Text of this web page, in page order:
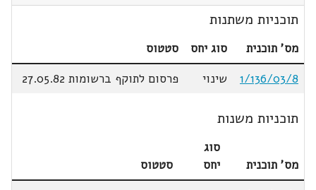
תוכניות משתנות
מס' תוכנית סוג יחס
סטטוס
1/136/03/8
שינוי פרסום לתוקף ברשומות 27.05.82
תוכניות משנות
מס' תוכנית
סוג
יחס
סטטוס